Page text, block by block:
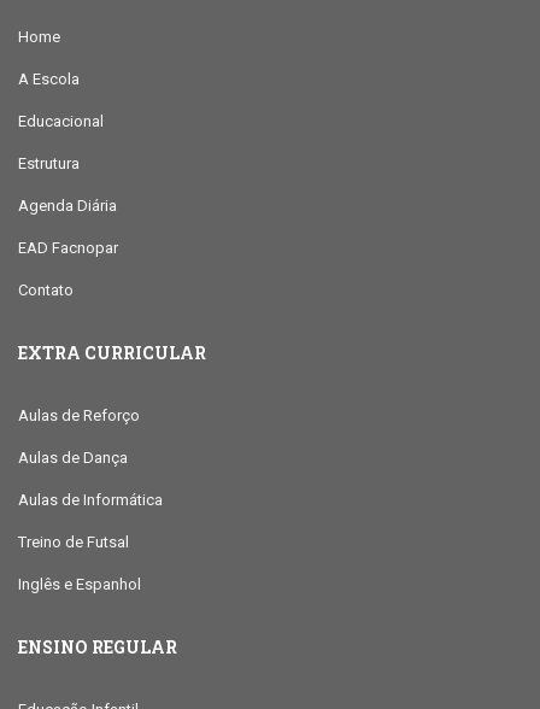
Home
A Escola
Educacional
Estrutura
Agenda Diária
EAD Facnopar
Contato
EXTRA CURRICULAR
Aulas de Reforço
Aulas de Dança
Aulas de Informática
Treino de Futsal
Inglês e Espanhol
ENSINO REGULAR